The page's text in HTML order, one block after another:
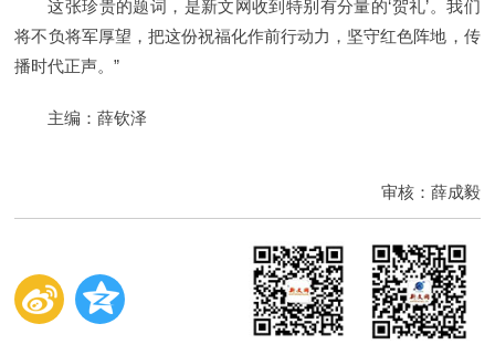
这张珍贵的题词，是新文网收到特别有分量的‘贺礼’。我们
将不负将军厚望，把这份祝福化作前行动力，坚守红色阵地，传
播时代正声。”
主编：薛钦泽
审核：薛成毅